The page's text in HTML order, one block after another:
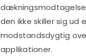
dækningsmodtagelse
den ikke skiller sig
modstandsdygtig
applikationer.